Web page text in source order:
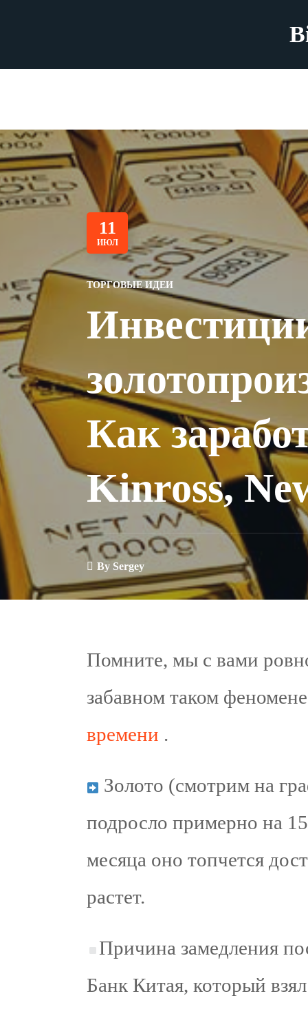
11
ИЮЛ
ТОРГОВЫЕ ИДЕИ
Как
Kinross,
By Sergey
Помните, мы с вами
забавном таком
времени .
Золото (смотрим на
подросло примерно на
месяца оно топчется
растет.
Причина замедления
Банк Китая, который